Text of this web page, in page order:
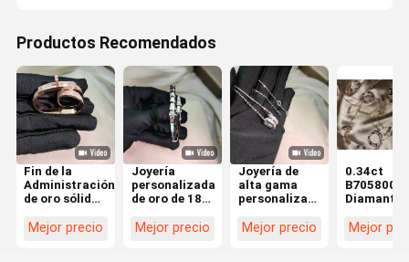
Productos Recomendados
Fin de la
Administración
de oro sólido
joyería de
Mejor precio
Joyería
personalizada
de oro de 18k,
oro blanco,
Mejor precio
Joyería de
alta gama
personalizada
de lujo, hecha
Mejor precio
0.34ct
B7058000
Diamante
18k collar
Mejor